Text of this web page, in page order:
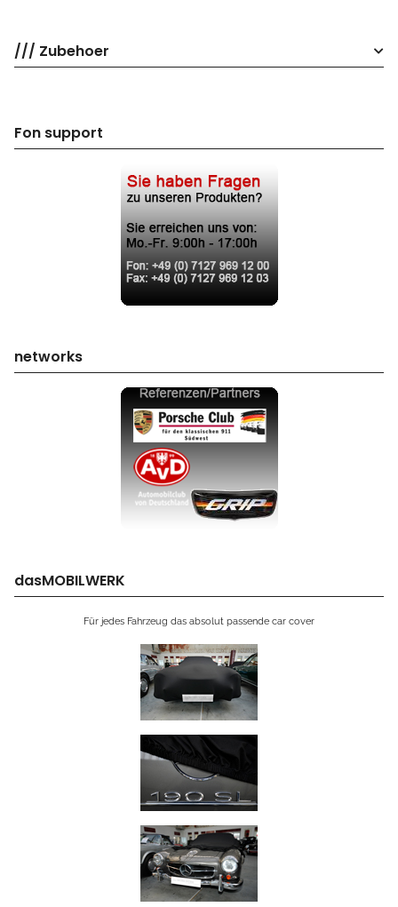
/// Zubehoer
Fon support
networks
dasMOBILWERK
Für jedes Fahrzeug das absolut passende car cover